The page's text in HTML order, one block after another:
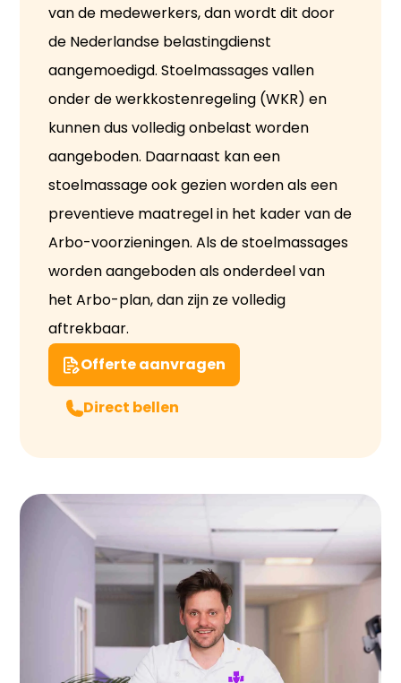
van de medewerkers, dan wordt dit door
de Nederlandse belastingdienst
aangemoedigd. Stoelmassages vallen
onder de werkkostenregeling (WKR) en
kunnen dus volledig onbelast worden
aangeboden. Daarnaast kan een
stoelmassage ook gezien worden als een
preventieve maatregel in het kader van de
Arbo-voorzieningen. Als de stoelmassages
worden aangeboden als onderdeel van
het Arbo-plan, dan zijn ze volledig
aftrekbaar.
Offerte aanvragen
Direct bellen